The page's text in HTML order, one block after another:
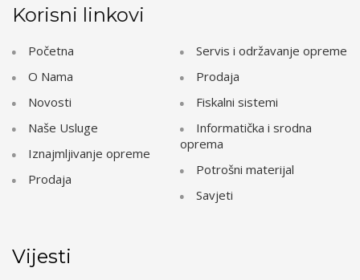
Korisni linkovi
Početna
O Nama
Novosti
Naše Usluge
Iznajmljivanje opreme
Prodaja
Servis i održavanje opreme
Prodaja
Fiskalni sistemi
Informatička i srodna
oprema
Potrošni materijal
Savjeti
Vijesti